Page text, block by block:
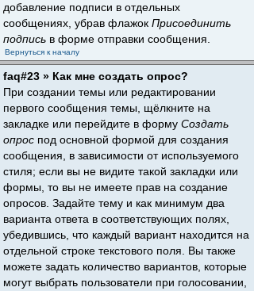
добавление подписи в отдельных
сообщениях, убрав флажок Присоединить
подпись в форме отправки сообщения.
Вернуться к началу
faq#23 » Как мне создать опрос?
При создании темы или редактировании
первого сообщения темы, щёлкните на
закладке или перейдите в форму Создать
опрос под основной формой для создания
сообщения, в зависимости от используемого
стиля; если вы не видите такой закладки или
формы, то вы не имеете прав на создание
опросов. Задайте тему и как минимум два
варианта ответа в соответствующих полях,
убедившись, что каждый вариант находится на
отдельной строке текстового поля. Вы также
можете задать количество вариантов, которые
могут выбрать пользователи при голосовании,